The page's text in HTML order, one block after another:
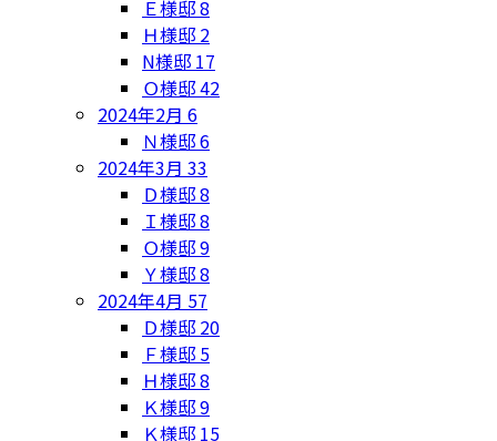
Ｅ様邸8
Ｈ様邸 2
N様邸 17
Ｏ様邸42
2024年2月 6
Ｎ様邸6
2024年3月 33
Ｄ様邸8
Ｉ様邸8
Ｏ様邸9
Ｙ様邸8
2024年4月 57
Ｄ様邸 20
Ｆ様邸 5
Ｈ様邸8
Ｋ様邸9
Ｋ様邸 15